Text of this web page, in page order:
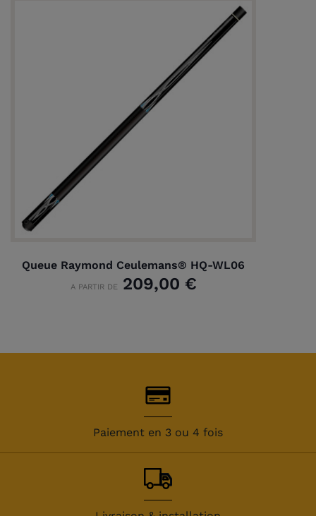
Queue Raymond Ceulemans® HQ-WL06
A PARTIR DE209,00 €
Paiement en 3 ou 4 fois